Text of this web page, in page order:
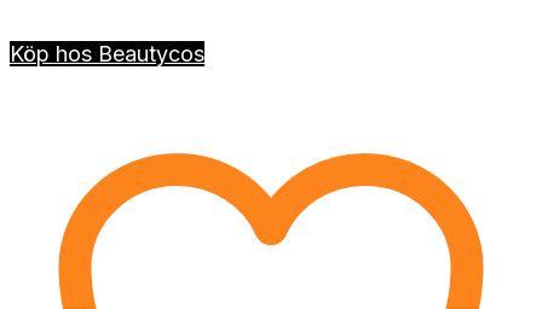
Köp hos Beautycos